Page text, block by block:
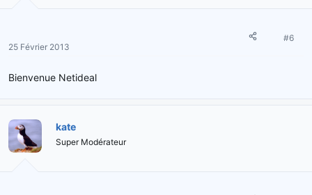
25 Février 2013
#6
Bienvenue Netideal
kate
Super Modérateur